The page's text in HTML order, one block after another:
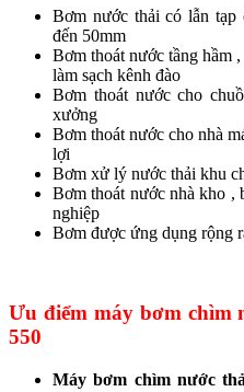
Bơm nước thải có lẫn tạp
đến 50mm
Bơm thoát nước tầng hầm
làm sạch kênh đào
Bơm thoát nước cho
xưởng
Bơm thoát nước cho nhà
lợi
Bơm xử lý nước thải khu
Bơm thoát nước nhà kho ,
nghiệp
Bơm được ứng dụng rộng
Ưu điểm máy bơm chìm
550
Máy bơm chìm nước